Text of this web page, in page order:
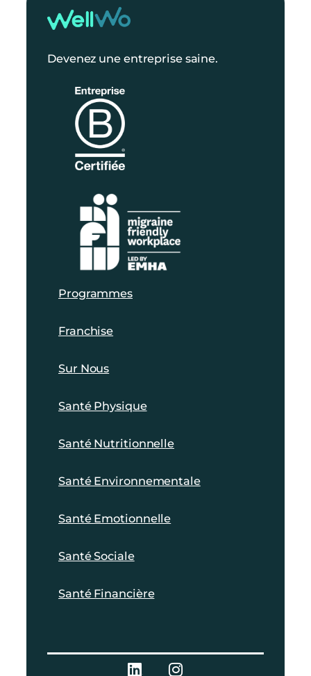
Devenez une entreprise saine.
Programmes
Franchise
Sur Nous
Santé Physique
Santé Nutritionnelle
Santé Environnementale
Santé Emotionnelle
Santé Sociale
Santé Financière